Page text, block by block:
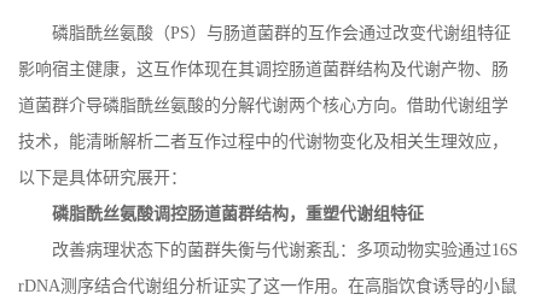
磷脂酰丝氨酸（PS）与肠道菌群的互作会通过改变代谢组特征
影响宿主健康，这互作体现在其调控肠道菌群结构及代谢产物、肠
道菌群介导磷脂酰丝氨酸的分解代谢两个核心方向。借助代谢组学
技术，能清晰解析二者互作过程中的代谢物变化及相关生理效应，
以下是具体研究展开：
磷脂酰丝氨酸调控肠道菌群结构，重塑代谢组特征
改善病理状态下的菌群失衡与代谢紊乱：多项动物实验通过16S
rDNA测序结合代谢组分析证实了这一作用。在高脂饮食诱导的小鼠